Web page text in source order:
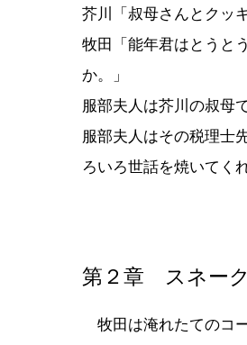
芥川「叔母さんとクッ
牧田「能年君はとうと
か。」
服部夫人は芥川の叔母
服部夫人はその税理士
ろいろ世話を焼いてく
第２章 スネー
牧田は淹れたてのコ